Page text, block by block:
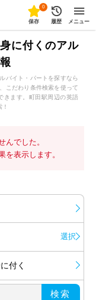
0
保存 履歴 メニュー
に付くのアル
バイト・パートを探すなら
こだわり条件検索を使って
きます。町田駅周辺の英語
んでした。
を表示します。
選択
付く
検索